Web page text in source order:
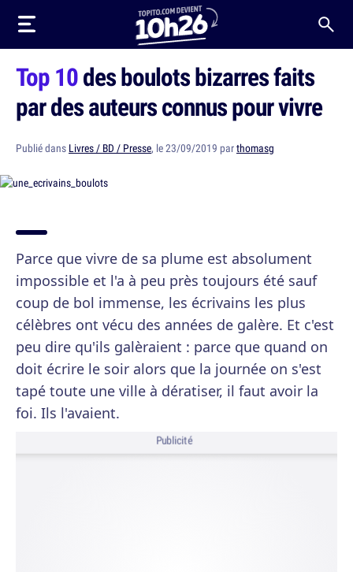
Top 10des boulots bizarres faits
par des auteurs connus pour vivre
Publié dans Livres / BD / Presse, le 23/09/2019 parthomasg
Parce que vivre de sa plume est absolument
impossible et l'a à peu près toujours été sauf
coup de bol immense, les écrivains les plus
célèbres ont vécu des années de galère. Et c'est
peu dire qu'ils galèraient : parce que quand on
doit écrire le soir alors que la journée on s'est
tapé toute une ville à dératiser, il faut avoir la
foi. Ils l'avaient.
Publicité